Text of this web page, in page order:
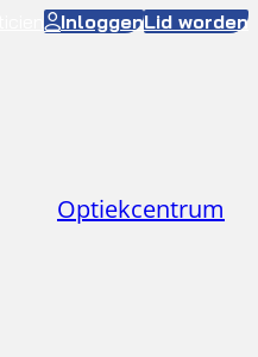
InloggenLid worden
Optiekcentrum